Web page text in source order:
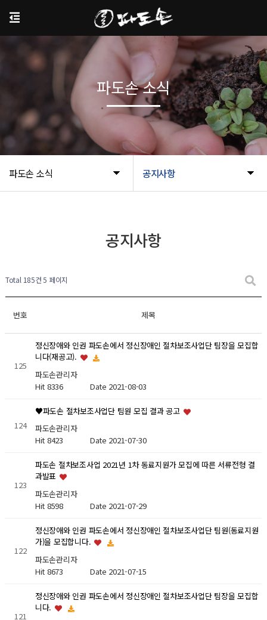
파도손 소식 공지사항
파도손 소식
공지사항
Total 185건5 페이지
번호 제목
125
정신장애와 인권 파도손에서 정신장애인 절차보조사업단 팀장을 모집합
니다(재공고).
파도손관리자
Hit 8336 Date 2021-08-03
124
♥파도손 절차보조사업단 팀원 모집 결과 공고
파도손관리자
Hit 8423 Date 2021-07-30
123
파도손 절차보조사업 2021년 1차 동료지원가 모집에 따른 서류전형 결
과발표
파도손관리자
Hit 8598 Date 2021-07-29
122
정신장애와 인권 파도손에서 정신장애인 절차보조사업단 팀원(동료지원
가)을 모집합니다.
파도손관리자
Hit 8673 Date 2021-07-15
121
정신장애와 인권 파도손에서 정신장애인 절차보조사업단 팀장을 모집합
니다.